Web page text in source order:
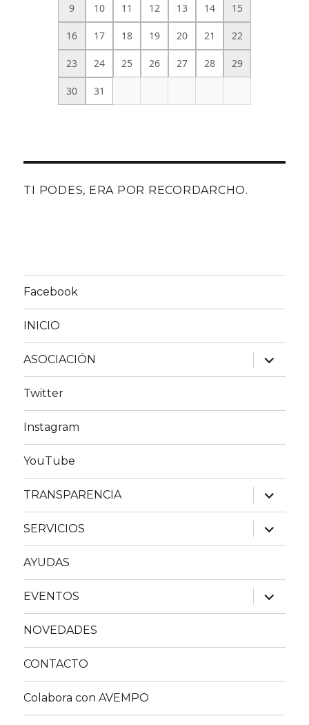
9 10 11 12 13 14 15
16 17 18 19 20 21 22
23 24 25 26 27 28 29
30 31
TI PODES, ERA POR RECORDARCHO.
Facebook
INICIO
ASOCIACIÓN
expande
el
menú
Twitter
Instagram
YouTube
TRANSPARENCIA
expande
el
menú
inferior
SERVICIOS
expande
el
menú
AYUDAS
EVENTOS
expande
el
menú
NOVEDADES
CONTACTO
Colabora con AVEMPO